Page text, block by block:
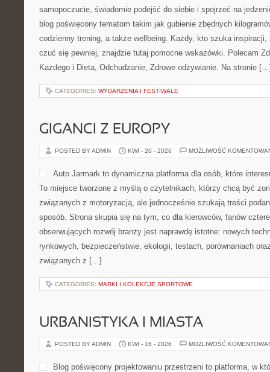
samopoczucie, świadomie podejść do siebie i spojrzeć na
blog poświęcony tematom takim jak gubienie zbędnych
codzienny trening, a także wellbeing. Każdy, kto szuka
czuć się pewniej, znajdzie tutaj pomocne wskazówki. Polecam
Każdego i Dieta, Odchudzanie, Zdrowe odżywianie. Na stronie
CATEGORIES: WYDARZENIA I FESTIWALE
GIGANCI Z EUROPY
POSTED BY ADMIN KWI - 20 - 2026 MOŻLIWOŚĆ
Auto Jarmark to dynamiczna platforma dla osób, które
To miejsce tworzone z myślą o czytelnikach, którzy chcą być
związanych z motoryzacją, ale jednocześnie szukają treści
sposób. Strona skupia się na tym, co dla kierowców, fanów
obserwujących rozwój branży jest naprawdę istotne: nowych
rynkowych, bezpieczeństwie, ekologii, testach, porównaniach
związanych z […]
CATEGORIES: MARKI I KOLEKCJE SPORTOWE
URBANISTYKA I MIASTA
POSTED BY ADMIN KWI - 16 - 2026 MOŻLIWOŚĆ
Blog poświęcony projektowaniu przestrzeni to platforma, w